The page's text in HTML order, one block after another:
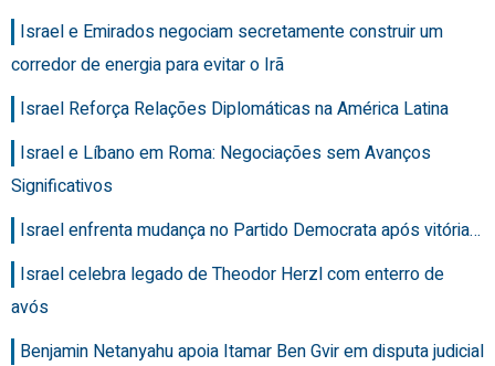
Israel e Emirados negociam secretamente construir um
corredor de energia para evitar o Irã
Israel Reforça Relações Diplomáticas na América Latina
Israel e Líbano em Roma: Negociações sem Avanços
Significativos
Israel enfrenta mudança no Partido Democrata após vitória…
Israel celebra legado de Theodor Herzl com enterro de
avós
Benjamin Netanyahu apoia Itamar Ben Gvir em disputa judicial